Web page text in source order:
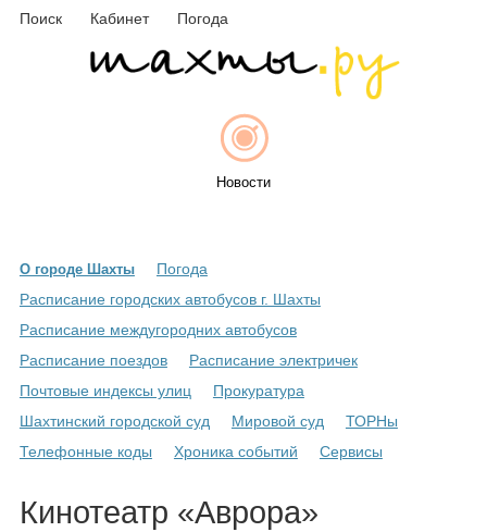
Поиск Кабинет Погода
Новости
Объявления
О городе Шахты
Погода
Расписание городских автобусов г. Шахты
Расписание междугородних автобусов
Расписание поездов
Расписание электричек
Почтовые индексы улиц
Прокуратура
Шахтинский городской суд
Мировой суд
ТОРНы
Телефонные коды
Хроника событий Сервисы
Кинотеатр «Аврора»